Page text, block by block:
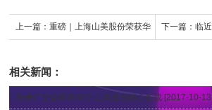
上一篇： 重磅｜上海山美股份荣获华 下一篇：临
相关新闻：
秋季广交会即将举行 山美股份精心备战 [2017-10-